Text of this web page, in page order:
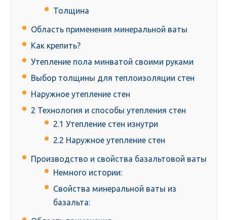
Толщина
Область применения минеральной ваты
Как крепить?
Утепление пола минватой своими руками
Выбор толщины для теплоизоляции стен
Наружное утепление стен
2 Технология и способы утепления стен
2.1 Утепление стен изнутри
2.2 Наружное утепление стен
Производство и свойства базальтовой ваты
Немного истории:
Свойства минеральной ваты из
базальта: